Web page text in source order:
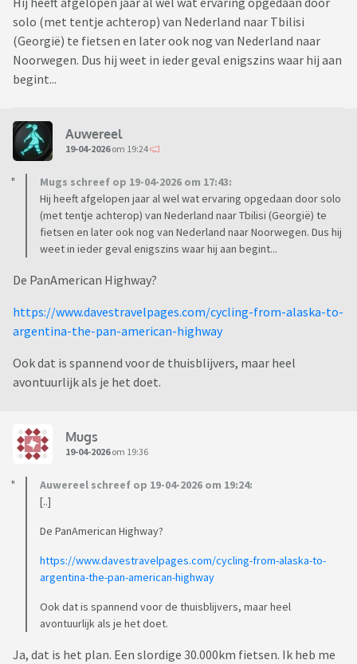
solo (met tentje achterop) van Nederland naar Tbilisi
(Georgië) te fietsen en later ook nog van Nederland naar
Noorwegen. Dus hij weet in ieder geval enigszins waar hij aan
begint...
Auwereel
19-04-2026om 19:24
Mugs schreef op 19-04-2026 om 17:43:
Hij heeft afgelopen jaar al wel wat ervaring opgedaan door solo
(met tentje achterop) van Nederland naar Tbilisi (Georgië) te
fietsen en later ook nog van Nederland naar Noorwegen. Dus hij
weet in ieder geval enigszins waar hij aan begint...
De PanAmerican Highway?
https://www.davestravelpages.com/cycling-from-alaska-to-
argentina-the-pan-american-highway
Ook dat is spannend voor de thuisblijvers, maar heel
avontuurlijk als je het doet.
Mugs
19-04-2026om 19:36
Auwereel schreef op 19-04-2026 om 19:24:
[..]
De PanAmerican Highway?
https://www.davestravelpages.com/cycling-from-alaska-to-
argentina-the-pan-american-highway
Ook dat is spannend voor de thuisblijvers, maar heel
avontuurlijk als je het doet.
Ja, dat is het plan. Een slordige 30.000km fietsen. Ik heb me